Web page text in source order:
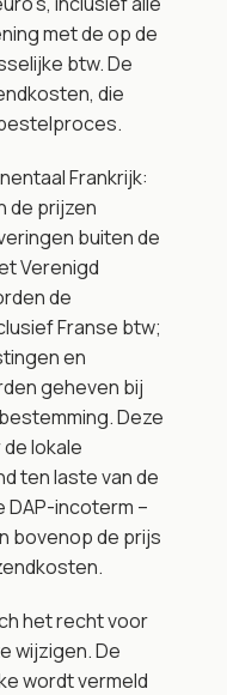
met de op de
btw. De
die
Frankrijk:
de prijzen
buiten de
Verenigd
de
Franse btw;
en
geheven bij
Deze
lokale
ten laste van de
DAP-incoterm –
bovenop de prijs
het recht voor
wijzigen. De
wordt vermeld